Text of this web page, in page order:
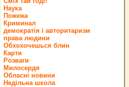
Наука
Пожежа
Криминал
демократія і авторитаризм
права людини
Обхохочешься блин
Карти
Розваги
Милосердя
Обласні новини
Недільна школа